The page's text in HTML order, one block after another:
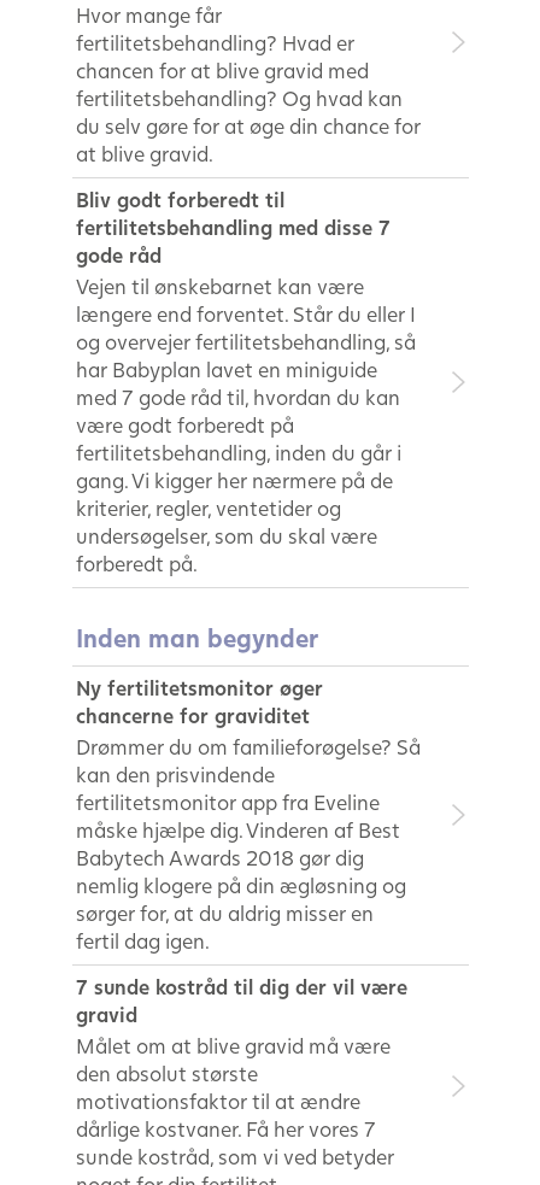
Hvor mange får
fertilitetsbehandling? Hvad er
chancen for at blive gravid med
fertilitetsbehandling? Og hvad kan
du selv gøre for at øge din chance for
at blive gravid.
Bliv godt forberedt til
fertilitetsbehandling med disse 7
gode råd
Vejen til ønskebarnet kan være
længere end forventet. Står du eller I
og overvejer fertilitetsbehandling, så
har Babyplan lavet en miniguide
med 7 gode råd til, hvordan du kan
være godt forberedt på
fertilitetsbehandling, inden du går i
gang. Vi kigger her nærmere på de
kriterier, regler, ventetider og
undersøgelser, som du skal være
forberedt på.
Inden man begynder
Ny fertilitetsmonitor øger
chancerne for graviditet
Drømmer du om familieforøgelse? Så
kan den prisvindende
fertilitetsmonitor app fra Eveline
måske hjælpe dig. Vinderen af Best
Babytech Awards 2018 gør dig
nemlig klogere på din ægløsning og
sørger for, at du aldrig misser en
fertil dag igen.
7 sunde kostråd til dig der vil være
gravid
Målet om at blive gravid må være
den absolut største
motivationsfaktor til at ændre
dårlige kostvaner. Få her vores 7
sunde kostråd, som vi ved betyder